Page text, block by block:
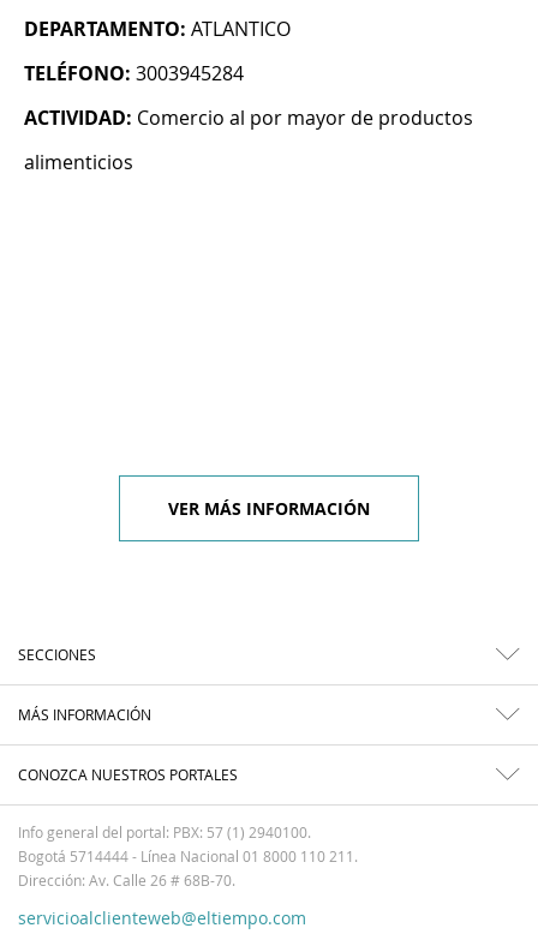
DEPARTAMENTO: ATLANTICO
TELÉFONO: 3003945284
ACTIVIDAD: Comercio al por mayor de productos
alimenticios
VER MÁS INFORMACIÓN
SECCIONES
MÁS INFORMACIÓN
CONOZCA NUESTROS PORTALES
Info general del portal: PBX: 57 (1) 2940100.
Bogotá 5714444 - Línea Nacional 01 8000 110 211.
Dirección: Av. Calle 26 # 68B-70.
servicioalclienteweb@eltiempo.com